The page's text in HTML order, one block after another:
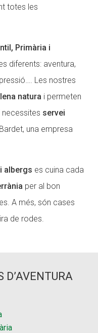
totes les
Primària i
diferents: aventura,
Les nostres
natura i permeten
necessites servei
una empresa
albergs es cuina cada
per al bon
A més, són cases
de rodes.
D’AVENTURA